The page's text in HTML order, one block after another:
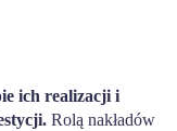
ich realizacji i
Rolą nakładów